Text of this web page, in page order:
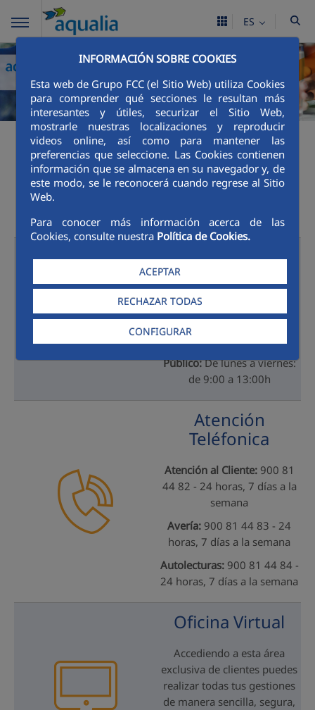
INFORMACIÓN SOBRE COOKIES
Esta web de Grupo FCC (el Sitio Web) utiliza Cookies
para comprender qué secciones le resultan más
interesantes y útiles, securizar el Sitio Web,
mostrarle nuestras localizaciones y reproducir
videos online, así como para mantener las
preferencias que seleccione. Las Cookies contienen
información que se almacena en su navegador y, de
este modo, se le reconocerá cuando regrese al Sitio
Web.
Para conocer más información acerca de las
Cookies, consulte nuestra Política de Cookies.
ACEPTAR
RECHAZAR TODAS
CONFIGURAR
ES
Canales de Atención al
cliente
Oficinas
Presenciales
Paterna de Rivera, Pablo
Picasso, 5 - 11178 Cádiz
Horario de Atención al
Público:De lunes a viernes:
de 9:00 a 13:00h
Atención
Teléfonica
Atención al Cliente:900 81
44 82 - 24 horas, 7 días a la
semana
Avería: 900 81 44 83 - 24
horas, 7 días a la semana
Autolecturas:900 81 44 84 -
24 horas, 7 días a la semana
Oficina Virtual
Accediendo a esta área
exclusiva de clientes puedes
realizar todas tus gestiones
de manera sencilla, segura,